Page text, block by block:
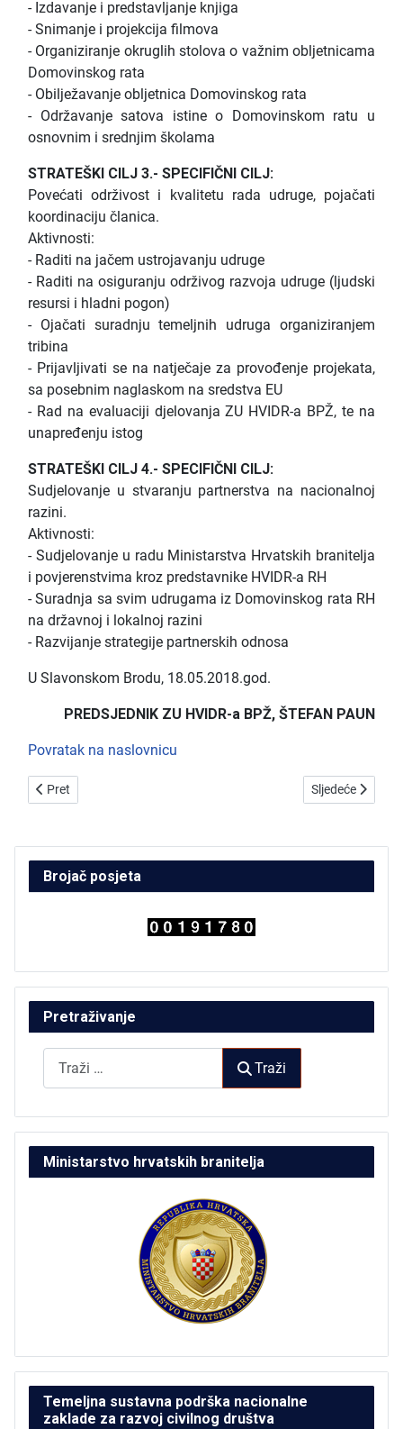
- Izdavanje i predstavljanje knjiga
- Snimanje i projekcija filmova
- Organiziranje okruglih stolova o važnim obljetnicama
Domovinskog rata
- Obilježavanje obljetnica Domovinskog rata
- Održavanje satova istine o Domovinskom ratu u
osnovnim i srednjim školama
STRATEŠKI CILJ 3.- SPECIFIČNI CILJ:
Povećati održivost i kvalitetu rada udruge, pojačati
koordinaciju članica.
Aktivnosti:
- Raditi na jačem ustrojavanju udruge
- Raditi na osiguranju održivog razvoja udruge (ljudski
resursi i hladni pogon)
- Ojačati suradnju temeljnih udruga organiziranjem
tribina
- Prijavljivati se na natječaje za provođenje projekata,
sa posebnim naglaskom na sredstva EU
- Rad na evaluaciji djelovanja ZU HVIDR-a BPŽ, te na
unapređenju istog
STRATEŠKI CILJ 4.- SPECIFIČNI CILJ:
Sudjelovanje u stvaranju partnerstva na nacionalnoj
razini.
Aktivnosti:
- Sudjelovanje u radu Ministarstva Hrvatskih branitelja
i povjerenstvima kroz predstavnike HVIDR-a RH
- Suradnja sa svim udrugama iz Domovinskog rata RH
na državnoj i lokalnoj razini
- Razvijanje strategije partnerskih odnosa
U Slavonskom Brodu, 18.05.2018.god.
PREDSJEDNIK ZU HVIDR-a BPŽ, ŠTEFAN PAUN
Povratak na naslovnicu
Prethodni članak: Izvješće o radu za 2023.g.
Pret Sljedeći članak:
Sljedeće
Brojač posjeta
Pretraživanje
Traži
Ministarstvo hrvatskih branitelja
Temeljna sustavna podrška nacionalne
zaklade za razvoj civilnog društva